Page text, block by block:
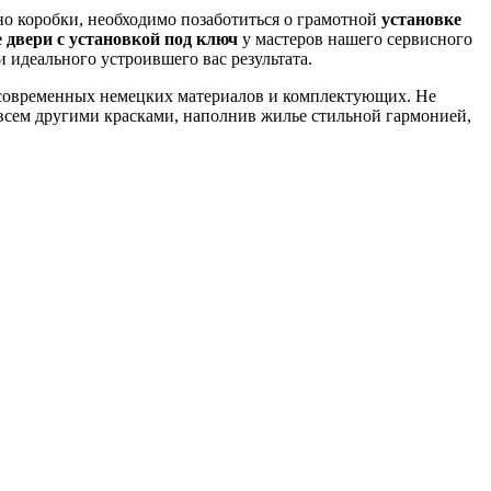
коробки, необходимо позаботиться о грамотной установке
с установкой под ключ у мастеров нашего сервисного
устроившего вас результата.
немецких материалов и комплектующих. Не
другими красками, наполнив жилье стильной гармонией,